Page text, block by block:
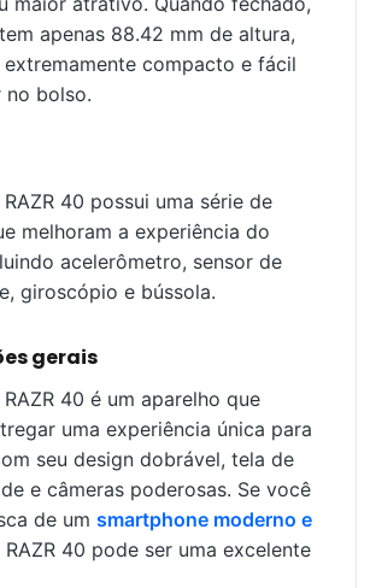
apenas 88.42 mm de altura,
compacto e fácil
no bolso.
40 possui uma série de
melhoram a experiência do
acelerômetro, sensor de
giroscópio e bússola.
gerais
40 é um aparelho que
uma experiência única para
seu design dobrável, tela de
e câmeras poderosas. Se você
de um smartphone moderno e
RAZR 40 pode ser uma excelente